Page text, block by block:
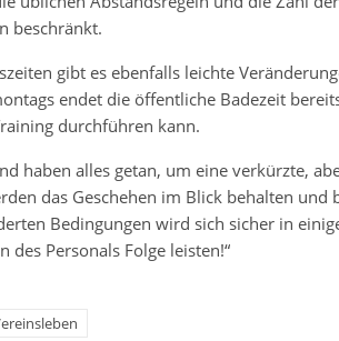
beschränkt.
gibt es ebenfalls leichte
endet die öffentliche Badezeit
durchführen kann.
haben alles getan, um eine verkürzte,
das Geschehen im Blick behalten
Bedingungen wird sich sicher in
des Personals Folge leisten!“